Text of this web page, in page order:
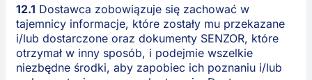
12.1 Dostawca zobowiązuje się zachować w
tajemnicy informacje, które zostały mu przekazane
i/lub dostarczone oraz dokumenty SENZOR, które
otrzymał w inny sposób, i podejmie wszelkie
niezbędne środki, aby zapobiec ich poznaniu i/lub